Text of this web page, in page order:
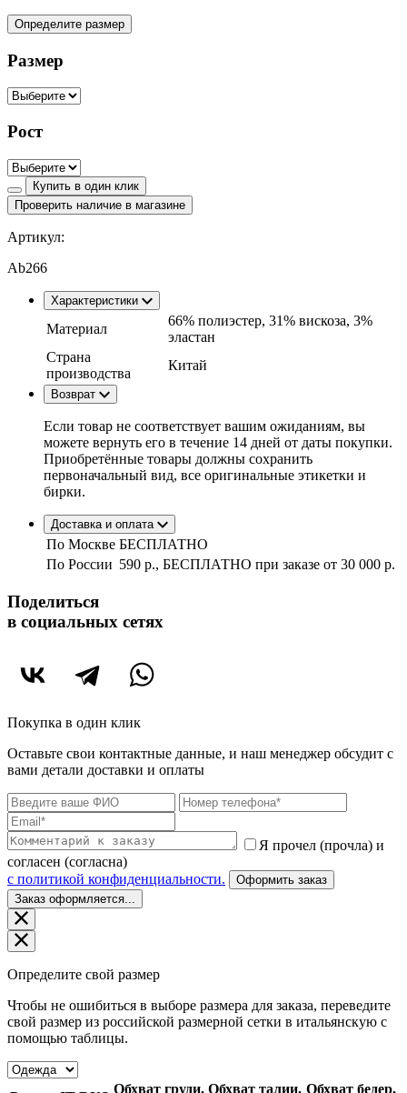
Определите размер
Размер
Рост
Купить в один клик
Проверить наличие в магазине
Артикул:
Ab266
Характеристики
Материал
66% полиэстер, 31% вискоза, 3%
эластан
Страна
производства
Китай
Возврат
Если товар не соответствует вашим ожиданиям, вы
можете вернуть его в течение 14 дней от даты покупки.
Приобретённые товары должны сохранить
первоначальный вид, все оригинальные этикетки и
бирки.
Доставка и оплата
По Москве БЕСПЛАТНО
По России 590 р., БЕСПЛАТНО при заказе от 30 000 р.
Поделиться
в социальных сетях
Покупка в один клик
Оставьте свои контактные данные, и наш менеджер обсудит с
вами детали доставки и оплаты
Я прочел (прочла) и
согласен (согласна)
c политикой конфиденциальности.
Оформить заказ
Заказ оформляется...
Определите свой размер
Чтобы не ошибиться в выборе размера для заказа, переведите
свой размер из российской размерной сетки в итальянскую с
помощью таблицы.
Обхват груди, Обхват талии, Обхват бедер,